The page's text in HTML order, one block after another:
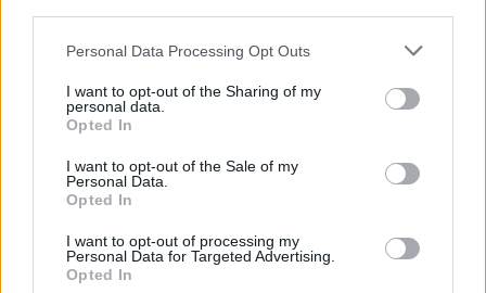
Please note that this website/app uses one or more Google
not limited to your visit or usage behaviour. You may click to
grant or deny consent to Google and its third-party tags to
use your data for below specified purposes in below Google
consent section.
Personal Data Processing Opt Outs
I want to opt-out of the Sharing of my
personal data.
Opted In
I want to opt-out of the Sale of my
Personal Data.
Opted In
I want to opt-out of processing my
Personal Data for Targeted Advertising.
Opted In
nagymedence felújítása miatt idén is a két másikat vehetik
szinten maradnak.
HÍRLEVÉL